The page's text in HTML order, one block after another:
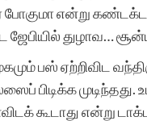
என்று
துழாவ…
பஸ் ஏற்றிவிட
பிடிக்க
கூடாது என்று